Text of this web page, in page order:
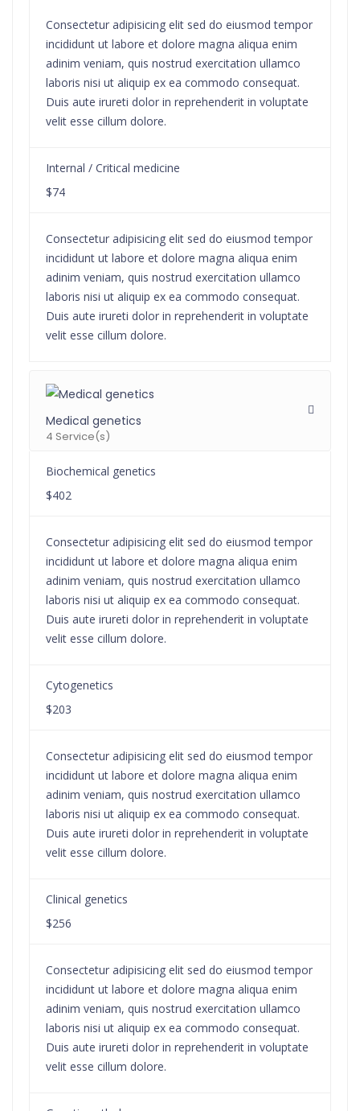
Consectetur adipisicing elit sed do eiusmod tempor
incididunt ut labore et dolore magna aliqua enim
adinim veniam, quis nostrud exercitation ullamco
laboris nisi ut aliquip ex ea commodo consequat.
Duis aute irureti dolor in reprehenderit in voluptate
velit esse cillum dolore.
Internal / Critical medicine
$74
Consectetur adipisicing elit sed do eiusmod tempor
incididunt ut labore et dolore magna aliqua enim
adinim veniam, quis nostrud exercitation ullamco
laboris nisi ut aliquip ex ea commodo consequat.
Duis aute irureti dolor in reprehenderit in voluptate
velit esse cillum dolore.
Medical genetics
4 Service(s)
Biochemical genetics
$402
Consectetur adipisicing elit sed do eiusmod tempor
incididunt ut labore et dolore magna aliqua enim
adinim veniam, quis nostrud exercitation ullamco
laboris nisi ut aliquip ex ea commodo consequat.
Duis aute irureti dolor in reprehenderit in voluptate
velit esse cillum dolore.
Cytogenetics
$203
Consectetur adipisicing elit sed do eiusmod tempor
incididunt ut labore et dolore magna aliqua enim
adinim veniam, quis nostrud exercitation ullamco
laboris nisi ut aliquip ex ea commodo consequat.
Duis aute irureti dolor in reprehenderit in voluptate
velit esse cillum dolore.
Clinical genetics
$256
Consectetur adipisicing elit sed do eiusmod tempor
incididunt ut labore et dolore magna aliqua enim
adinim veniam, quis nostrud exercitation ullamco
laboris nisi ut aliquip ex ea commodo consequat.
Duis aute irureti dolor in reprehenderit in voluptate
velit esse cillum dolore.